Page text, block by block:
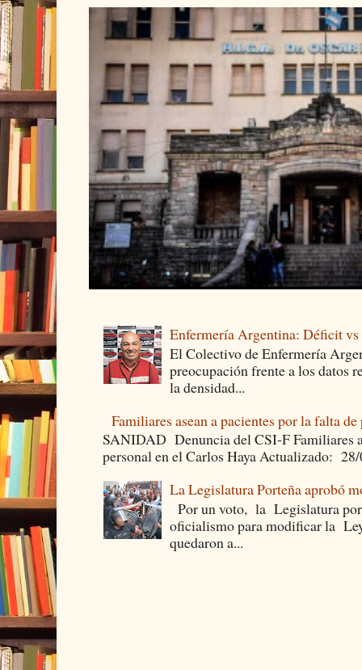
Enfermería Argentina: Déficit
El Colectivo de Enfermería
preocupación frente a los datos
la densidad...
Familiares asean a pacientes por la falta
SANIDAD Denuncia del CSI-F Familiares
personal en el Carlos Haya Actualizado:
La Legislatura Porteña aprobó
Por un voto, la Legislatura
oficialismo para modificar la
quedaron a...